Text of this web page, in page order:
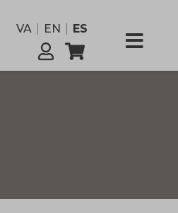
VA EN ESComisión
Servicios